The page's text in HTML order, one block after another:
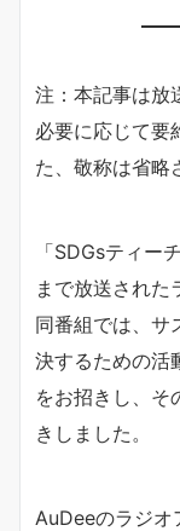
注：本記事は放
必要に応じて要
た、敬称は省略
「SDGsティー
まで放送された
同番組では、サ
決するための活
をお招きし、そ
きしました。
AuDeeのラジオ